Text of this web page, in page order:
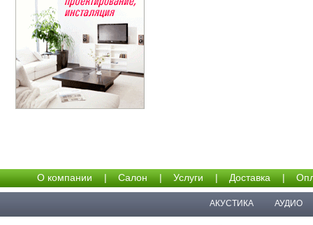
О компании | Салон | Услуги | Доставка |
АКУСТИКА АУДИО